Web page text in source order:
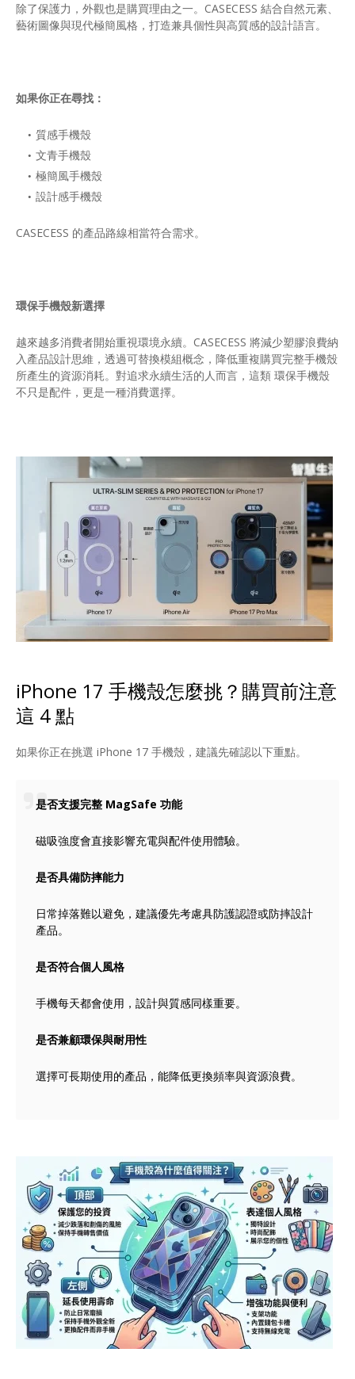
除了保護力，外觀也是購買理由之一。CASECESS 結合自然元素、
藝術圖像與現代極簡風格，打造兼具個性與高質感的設計語言。
如果你正在尋找：
質感手機殼
文青手機殼
極簡風手機殼
設計感手機殼
CASECESS 的產品路線相當符合需求。
環保手機殼新選擇
越來越多消費者開始重視環境永續。CASECESS 將減少塑膠浪費納
入產品設計思維，透過可替換模組概念，降低重複購買完整手機殼
所產生的資源消耗。對追求永續生活的人而言，這類 環保手機殼
不只是配件，更是一種消費選擇。
iPhone 17 手機殼怎麼挑？購買前注意
這 4 點
如果你正在挑選 iPhone 17 手機殼，建議先確認以下重點。
是否支援完整 MagSafe 功能
磁吸強度會直接影響充電與配件使用體驗。
是否具備防摔能力
日常掉落難以避免，建議優先考慮具防護認證或防摔設計
產品。
是否符合個人風格
手機每天都會使用，設計與質感同樣重要。
是否兼顧環保與耐用性
選擇可長期使用的產品，能降低更換頻率與資源浪費。